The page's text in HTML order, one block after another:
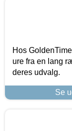
Hos
ure fra en lang
deres udvalg.
Se